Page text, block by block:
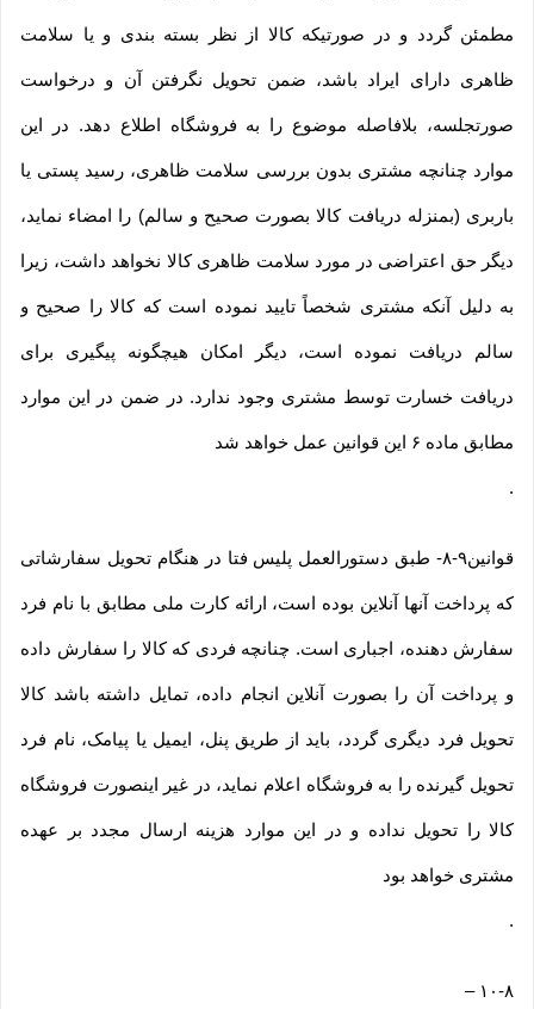
مطمئن گردد و در صورتیکه کالا از نظر بسته بندی و یا سلامت
ظاهری دارای ایراد باشد، ضمن تحویل نگرفتن آن و درخواست
صورتجلسه، بلافاصله موضوع را به فروشگاه اطلاع دهد. در این
موارد چنانچه مشتری بدون بررسی سلامت ظاهری، رسید پستی یا
باربری (بمنزله دریافت کالا بصورت صحیح و سالم) را امضاء نماید،
دیگر حق اعتراضی در مورد سلامت ظاهری کالا نخواهد داشت، زیرا
به دلیل آنکه مشتری شخصاً تایید نموده است که کالا را صحیح و
سالم دریافت نموده است، دیگر امکان هیچگونه پیگیری برای
دریافت خسارت توسط مشتری وجود ندارد. در ضمن در این موارد
مطابق ماده ۶ این قوانین عمل خواهد شد
.
قوانین۹-۸- طبق دستورالعمل پلیس فتا در هنگام تحویل سفارشاتی
که پرداخت آنها آنلاین بوده است، ارائه کارت ملی مطابق با نام فرد
سفارش دهنده، اجباری است. چنانچه فردی که کالا را سفارش داده
و پرداخت آن را بصورت آنلاین انجام داده، تمایل داشته باشد کالا
تحویل فرد دیگری گردد، باید از طریق پنل، ایمیل یا پیامک، نام فرد
تحویل گیرنده را به فروشگاه اعلام نماید، در غیر اینصورت فروشگاه
کالا را تحویل نداده و در این موارد هزینه ارسال مجدد بر عهده
مشتری خواهد بود
.
۱۰-۸ –